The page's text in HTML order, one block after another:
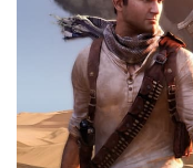
Seriály
Cool Esport